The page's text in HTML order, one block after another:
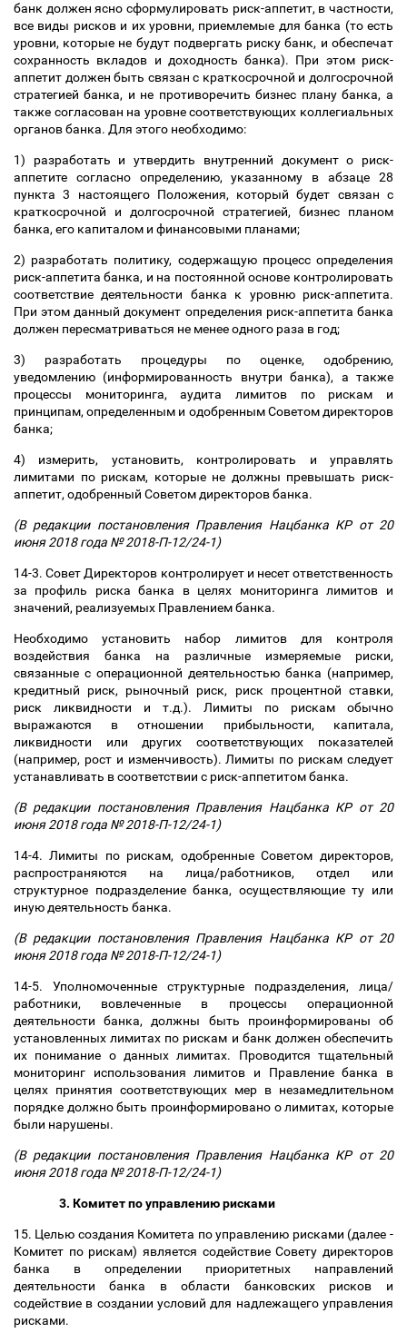
банк должен ясно сформулировать риск-аппетит, в частности,
все виды рисков и их уровни, приемлемые для банка (то есть
уровни, которые не будут подвергать риску банк, и обеспечат
сохранность вкладов и доходность банка). При этом риск-
аппетит должен быть связан с краткосрочной и долгосрочной
стратегией банка, и не противоречить бизнес плану банка, а
также согласован на уровне соответствующих коллегиальных
органов банка. Для этого необходимо:
1) разработать и утвердить внутренний документ о риск-
аппетите согласно определению, указанному в абзаце 28
пункта 3 настоящего Положения, который будет связан с
краткосрочной и долгосрочной стратегией, бизнес планом
банка, его капиталом и финансовыми планами;
2) разработать политику, содержащую процесс определения
риск-аппетита банка, и на постоянной основе контролировать
соответствие деятельности банка к уровню риск-аппетита.
При этом данный документ определения риск-аппетита банка
должен пересматриваться не менее одного раза в год;
3) разработать процедуры по оценке, одобрению,
уведомлению (информированность внутри банка), а также
процессы мониторинга, аудита лимитов по рискам и
принципам, определенным и одобренным Советом директоров
банка;
4) измерить, установить, контролировать и управлять
лимитами по рискам, которые не должны превышать риск-
аппетит, одобренный Советом директоров банка.
(В редакции постановления Правления Нацбанка КР от 20
июня 2018 года № 2018-П-12/24-1)
14-3. Совет Директоров контролирует и несет ответственность
за профиль риска банка в целях мониторинга лимитов и
значений, реализуемых Правлением банка.
Необходимо установить набор лимитов для контроля
воздействия банка на различные измеряемые риски,
связанные с операционной деятельностью банка (например,
кредитный риск, рыночный риск, риск процентной ставки,
риск ликвидности и т.д.). Лимиты по рискам обычно
выражаются в отношении прибыльности, капитала,
ликвидности или других соответствующих показателей
(например, рост и изменчивость). Лимиты по рискам следует
устанавливать в соответствии с риск-аппетитом банка.
(В редакции постановления Правления Нацбанка КР от 20
июня 2018 года № 2018-П-12/24-1)
14-4. Лимиты по рискам, одобренные Советом директоров,
распространяются на лица/работников, отдел или
структурное подразделение банка, осуществляющие ту или
иную деятельность банка.
(В редакции постановления Правления Нацбанка КР от 20
июня 2018 года № 2018-П-12/24-1)
14-5. Уполномоченные структурные подразделения, лица/
работники, вовлеченные в процессы операционной
деятельности банка, должны быть проинформированы об
установленных лимитах по рискам и банк должен обеспечить
их понимание о данных лимитах. Проводится тщательный
мониторинг использования лимитов и Правление банка в
целях принятия соответствующих мер в незамедлительном
порядке должно быть проинформировано о лимитах, которые
были нарушены.
(В редакции постановления Правления Нацбанка КР от 20
июня 2018 года № 2018-П-12/24-1)
3. Комитет по управлению рисками
15. Целью создания Комитета по управлению рисками (далее -
Комитет по рискам) является содействие Совету директоров
банка в определении приоритетных направлений
деятельности банка в области банковских рисков и
содействие в создании условий для надлежащего управления
рисками.